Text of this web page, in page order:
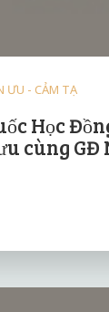
ƯU - CẢM TẠ
Học
cùng GĐ